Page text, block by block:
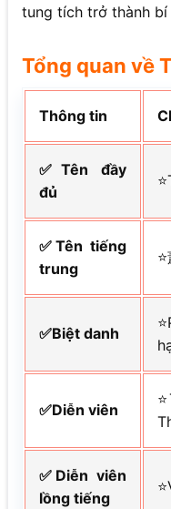
tung tích trở thành bí
Tổng quan về
Thông tin
✅Tên đầy
đủ
✅Tên tiếng
trung
✅Biệt danh
✅Diễn viên
✅Diễn viên
lồng tiếng